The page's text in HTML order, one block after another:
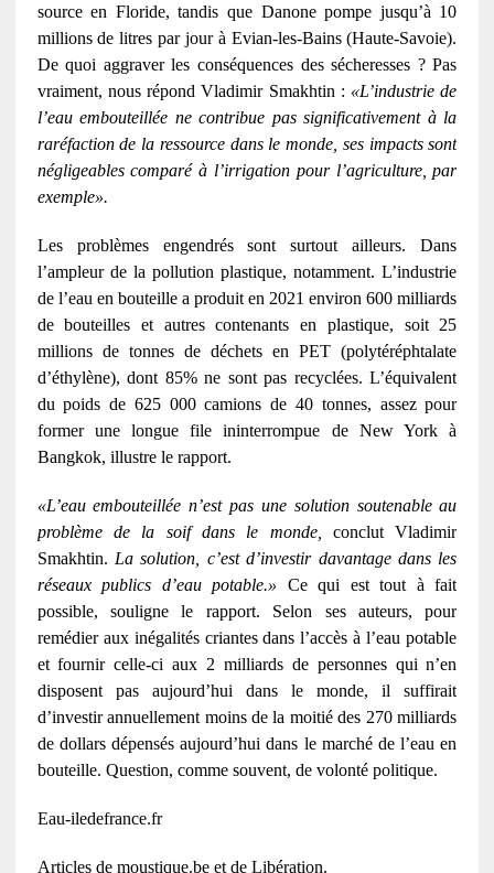
source en Floride, tandis que Danone pompe jusqu’à 10
millions de litres par jour à Evian-les-Bains (Haute-Savoie).
De quoi aggraver les conséquences des sécheresses ? Pas
vraiment, nous répond Vladimir Smakhtin : «L’industrie de
l’eau embouteillée ne contribue pas significativement à la
raréfaction de la ressource dans le monde, ses impacts sont
négligeables comparé à l’irrigation pour l’agriculture, par
exemple».
Les problèmes engendrés sont surtout ailleurs. Dans
l’ampleur de la pollution plastique, notamment. L’industrie
de l’eau en bouteille a produit en 2021 environ 600 milliards
de bouteilles et autres contenants en plastique, soit 25
millions de tonnes de déchets en PET (polytéréphtalate
d’éthylène), dont 85% ne sont pas recyclées. L’équivalent
du poids de 625 000 camions de 40 tonnes, assez pour
former une longue file ininterrompue de New York à
Bangkok, illustre le rapport.
«L’eau embouteillée n’est pas une solution soutenable au
problème de la soif dans le monde,conclut Vladimir
Smakhtin. La solution, c’est d’investir davantage dans les
réseaux publics d’eau potable.» Ce qui est tout à fait
possible, souligne le rapport. Selon ses auteurs, pour
remédier aux inégalités criantes dans l’accès à l’eau potable
et fournir celle-ci aux 2 milliards de personnes qui n’en
disposent pas aujourd’hui dans le monde, il suffirait
d’investir annuellement moins de la moitié des 270 milliards
de dollars dépensés aujourd’hui dans le marché de l’eau en
bouteille. Question, comme souvent, de volonté politique.
Eau-iledefrance.fr
Articles de moustique.be et de Libération.